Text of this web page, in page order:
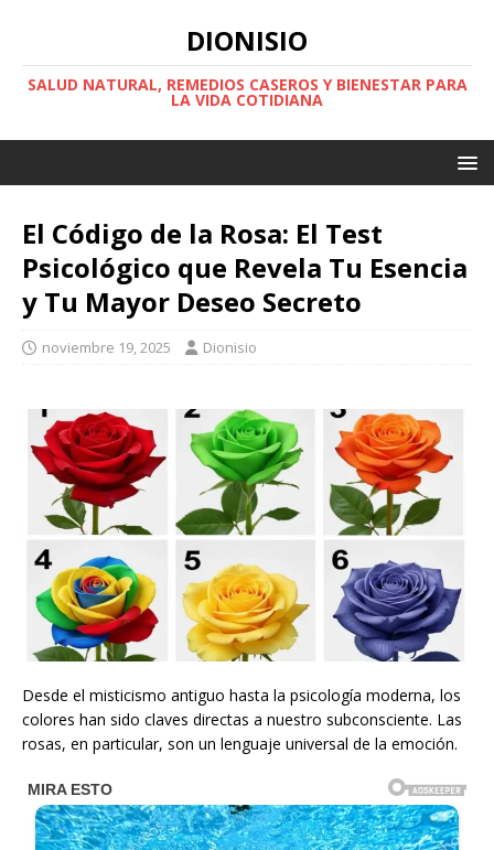
DIONISIO
SALUD NATURAL, REMEDIOS CASEROS Y BIENESTAR PARA
LA VIDA COTIDIANA
El Código de la Rosa: El Test
Psicológico que Revela Tu Esencia
y Tu Mayor Deseo Secreto
noviembre 19, 2025 Dionisio
Desde el misticismo antiguo hasta la psicología moderna, los
colores han sido claves directas a nuestro subconsciente. Las
rosas, en particular, son un lenguaje universal de la emoción.